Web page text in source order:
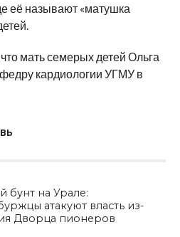
её называют «матушка
мать семерых детей Ольга
кардиологии УГМУ в
бунт на Урале:
атакуют власть из-
Дворца пионеров